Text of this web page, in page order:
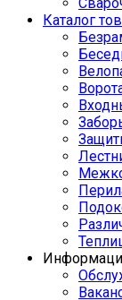
Каталог